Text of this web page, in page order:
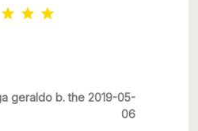
  
geraldo b. the 2019-05-
06